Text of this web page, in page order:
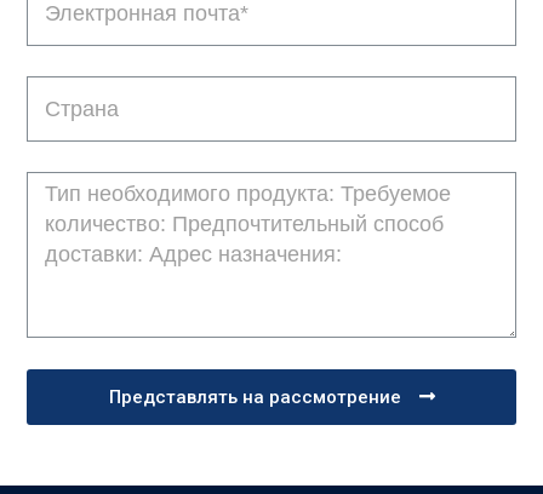
Представлять на рассмотрение